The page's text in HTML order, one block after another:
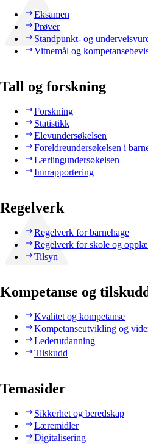
Eksamen
Prøver
Standpunkt- og
Vitnemål og
Tall og forskning
Forskning
Statistikk
Elevundersøkelsen
Foreldreundersøkelsen i
Lærlingundersøkelsen
Innrapportering
Regelverk
Regelverk for barnehage
Regelverk for skole og
Tilsyn
Kompetanse og
Kvalitet og kompetanse
Kompetanseutvikling og
Lederutdanning
Tilskudd
Temasider
Sikkerhet og beredskap
Læremidler
Digitalisering